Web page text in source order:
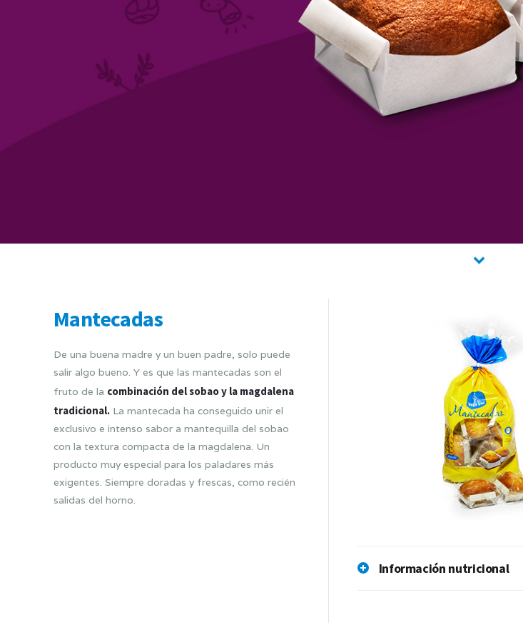
Mantecadas
De una buena madre y un buen padre, solo puede
salir algo bueno. Y es que las mantecadas son el
fruto de la combinación del sobao y la magdalena
tradicional. La mantecada ha conseguido unir el
exclusivo e intenso sabor a mantequilla del sobao
con la textura compacta de la magdalena. Un
producto muy especial para los paladares más
exigentes. Siempre doradas y frescas, como recién
salidas del horno.
Información nutricional